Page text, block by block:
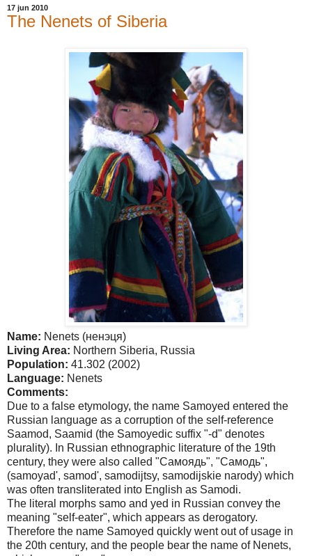
17 jun 2010
The Nenets of Siberia
Name: Nenets (ненэця)
Living Area: Northern Siberia, Russia
Population: 41.302 (2002)
Language: Nenets
Comments:
Due to a false etymology, the name Samoyed entered the
Russian language as a corruption of the self-reference
Saamod, Saamid (the Samoyedic suffix "-d" denotes
plurality). In Russian ethnographic literature of the 19th
century, they were also called "Самоядь", "Самодь",
(samoyad', samod', samodijtsy, samodijskie narody) which
was often transliterated into English as Samodi.
The literal morphs samo and yed in Russian convey the
meaning "self-eater", which appears as derogatory.
Therefore the name Samoyed quickly went out of usage in
the 20th century, and the people bear the name of Nenets,